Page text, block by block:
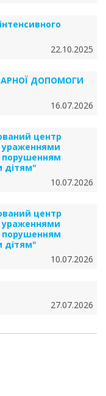
22.10.2025
ДОПОМОГИ
16.07.2026
центр
ураженнями
порушенням
дітям"
10.07.2026
центр
ураженнями
порушенням
дітям"
10.07.2026
27.07.2026